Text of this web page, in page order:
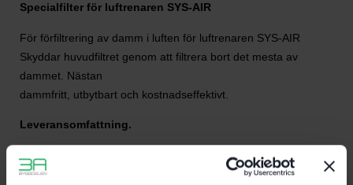
Specialfilter för luftrenaren SYS-AIR
För förfiltrering av damm i luften för luftrenaren SYS-AIR
Skyddar huvudfiltret genom att filtrera bort det mesta av
dammet. Nästan
dammfritt, utbytbart och kostnadseffektivt.
Leveransomfattning.